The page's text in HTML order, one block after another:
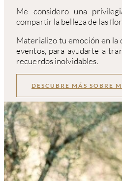
Me considero una
compartir la belleza de las
Materializo tu emoción en la
eventos, para ayudarte a
recuerdos inolvidables.
DESCUBRE MÁS SOBRE